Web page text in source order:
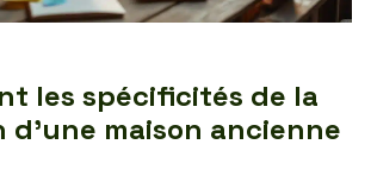
les spécificités de la
d’une maison ancienne